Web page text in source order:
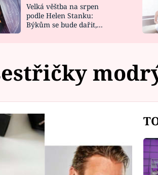
DESIGN
Velká věštba na srpen
podle Helen Stanku:
Býkům se bude dařit,